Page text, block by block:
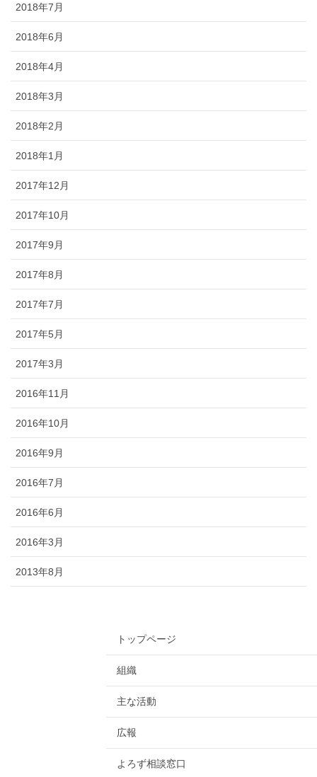
2018年7月
2018年6月
2018年4月
2018年3月
2018年2月
2018年1月
2017年12月
2017年10月
2017年9月
2017年8月
2017年7月
2017年5月
2017年3月
2016年11月
2016年10月
2016年9月
2016年7月
2016年6月
2016年3月
2013年8月
トップページ
組織
主な活動
広報
よろず相談窓口